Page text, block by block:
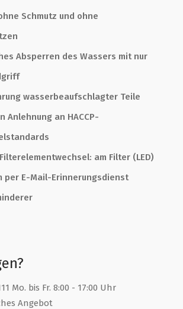
Schmutz und ohne
Absperren des Wassers mit nur
wasserbeaufschlagter Teile
Anlehnung an HACCP-
am Filter (LED)
per E-Mail-Erinnerungsdienst
Mo. bis Fr. 8:00 - 17:00 Uhr
Angebot